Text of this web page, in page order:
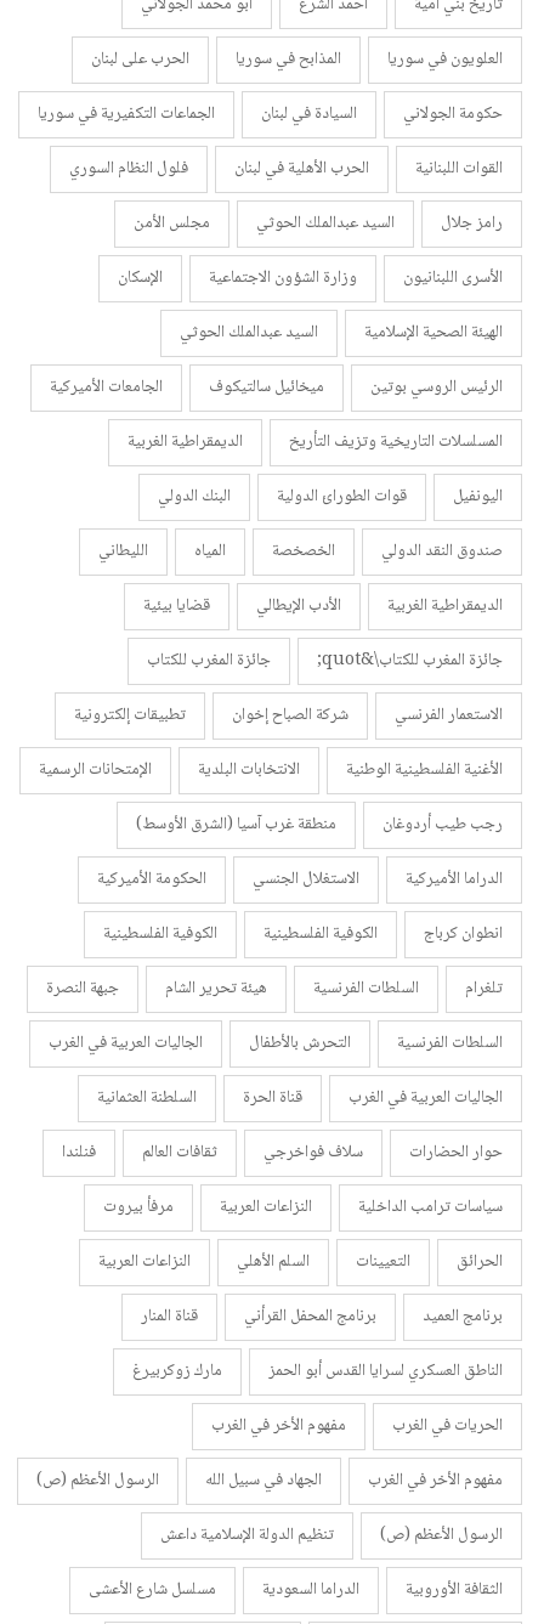
العلويون في سوريا
المذابح في سوريا
الحرب على لبنان
حكومة الجولاني
السيادة في لبنان
الجماعات التكفيرية في سوريا
القوات اللبنانية
الحرب الأهلية في لبنان
فلول النظام السوري
رامز جلال
السيد عبدالملك الحوثي
مجلس الأمن
الأسرى اللبنانيون
وزارة الشؤون الاجتماعية
الإسكان
الهيئة الصحية الإسلامية
السيد عبدالملك الحوثي
الرئيس الروسي بوتين
ميخائيل سالتيكوف
الجامعات الأميركية
المسلسلات التاريخية وتزيف التأريخ
الديمقراطية الغربية
اليونفيل
قوات الطورائ الدولية
البنك الدولي
صندوق النقد الدولي
الخصخصة المياه
الليطاني
الديمقراطية الغربية
الأدب الإيطالي
قضايا بيئية
جائزة المغرب للكتاب\&quot;
جائزة المغرب للكتاب
الاستعمار الفرنسي
شركة الصباح إخوان
تطبيقات إلكترونية
الأغنية الفلسطينية الوطنية
الانتخابات البلدية
الإمتحانات الرسمية
رجب طيب أردوغان
منطقة غرب آسيا (الشرق الأوسط)
الدراما الأميركية
الاستغلال الجنسي
الحكومة الأميركية
انطوان كرباج
الكوفية الفلسطينية
الكوفية الفلسطينية
تلغرام
السلطات الفرنسية هيئة تحرير الشام
جبهة النصرة
السلطات الفرنسية
التحرش بالأطفال
الجاليات العربية في الغرب
الجاليات العربية في الغرب
قناة الحرة
السلطنة العثمانية
حوار الحضارات
سلاف فواخرجي ثقافات العالم
فنلندا
سياسات ترامب الداخلية
النزاعات العربية
مرفأ بيروت
الحرائق
التعيينات السلم الأهلي
النزاعات العربية
برنامج العميد
برنامج المحفل القرأني
قناة المنار
الناطق العسكري لسرايا القدس أبو الحمز
مارك زوكربيرغ
الحريات في الغرب
مفهوم الأخر في الغرب
مفهوم الأخر في الغرب
الجهاد في سبيل الله
الرسول الأعظم (ص)
الرسول الأعظم (ص)
تنظيم الدولة الإسلامية داعش
الثقافة الأوروبية
الدراما السعودية
مسلسل شارع الأعشى